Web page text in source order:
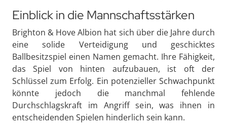
Einblick in die Mannschaftsstärken
Brighton & Hove Albion hat sich über die Jahre durch
eine solide Verteidigung und geschicktes
Ballbesitzspiel einen Namen gemacht. Ihre Fähigkeit,
das Spiel von hinten aufzubauen, ist oft der
Schlüssel zum Erfolg. Ein potenzieller Schwachpunkt
könnte jedoch die manchmal fehlende
Durchschlagskraft im Angriff sein, was ihnen in
entscheidenden Spielen hinderlich sein kann.